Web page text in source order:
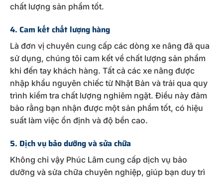
chất lượng sản phẩm tốt.
4. Cam kết chất lượng hàng
Là đơn vị chuyên cung cấp các dòng xe nâng đã qua
sử dụng, chúng tôi cam kết về chất lượng sản phẩm
khi đến tay khách hàng. Tất cả các xe nâng được
nhập khẩu nguyên chiếc từ Nhật Bản và trải qua quy
trình kiểm tra chất lượng nghiêm ngặt. Điều này đảm
bảo rằng bạn nhận được một sản phẩm tốt, có hiệu
suất làm việc ổn định và độ bền cao.
5. Dịch vụ bảo dưỡng và sửa chữa
Không chỉ vậy Phúc Lâm cung cấp dịch vụ bảo
dưỡng và sửa chữa chuyên nghiệp, giúp bạn duy trì